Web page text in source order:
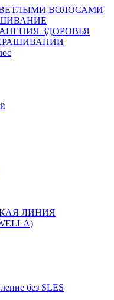
ВОЛОСАМИ
ЗДОРОВЬЯ
ЛИНИЯ
без SLES